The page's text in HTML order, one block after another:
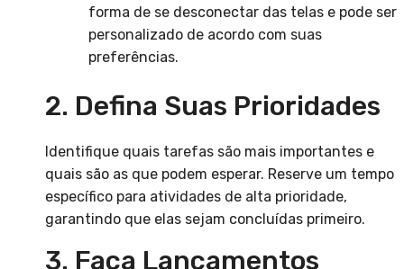
forma de se desconectar das telas e pode ser
personalizado de acordo com suas
preferências.
2. Defina Suas Prioridades
Identifique quais tarefas são mais importantes e
quais são as que podem esperar. Reserve um tempo
específico para atividades de alta prioridade,
garantindo que elas sejam concluídas primeiro.
3. Faça Lançamentos